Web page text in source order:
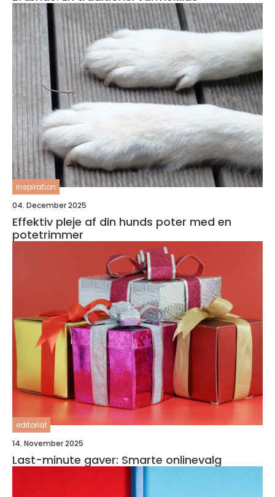
inspiration
04. December 2025
Effektiv pleje af din hunds poter med en
potetrimmer
editorial
14. November 2025
Last-minute gaver: Smarte onlinevalg